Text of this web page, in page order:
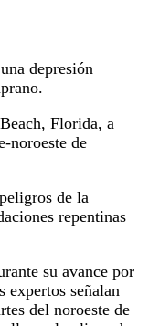
depresión
Florida, a
noroeste de
de la
repentinas
su avance por
señalan
del noroeste de